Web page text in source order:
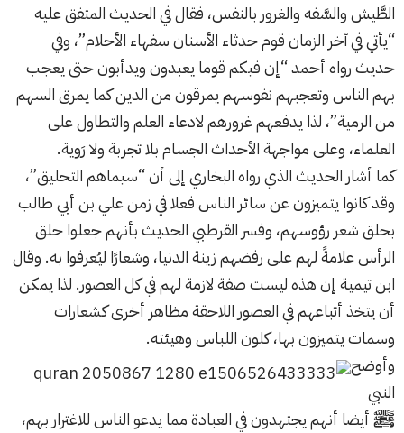
الطَّيش والسَّفه والغرور بالنفس، فقال في الحديث المتفق عليه
“يأتي في آخر الزمان قوم حدثاء الأسنان سفهاء الأحلام”، وفي
حديث رواه أحمد “إن فيكم قوما يعبدون ويدأبون حتى يعجب
بهم الناس وتعجبهم نفوسهم يمرقون من الدين كما يمرق السهم
من الرمية”، لذا يدفعهم غرورهم لادعاء العلم والتطاول على
العلماء، وعلى مواجهة الأحداث الجسام بلا تجربة ولا رَوية.
كما أشار الحديث الذي رواه البخاري إلى أن “سيماهم التحليق”،
وقد كانوا يتميزون عن سائر الناس فعلا في زمن علي بن أبي طالب
بحلق شعر رؤوسهم، وفسر القرطبي الحديث بأنهم جعلوا حلق
الرأس علامةً لهم على رفضهم زينة الدنيا، وشعارًا ليُعرفوا به. وقال
ابن تيمية إن هذه ليست صفة لازمة لهم في كل العصور. لذا يمكن
أن يتخذ أتباعهم في العصور اللاحقة مظاهر أخرى كشعارات
وسمات يتميزون بها، كلون اللباس وهيئته.
وأوضح
النبي
ﷺ أيضا أنهم يجتهدون في العبادة مما يدعو الناس للاغترار بهم،